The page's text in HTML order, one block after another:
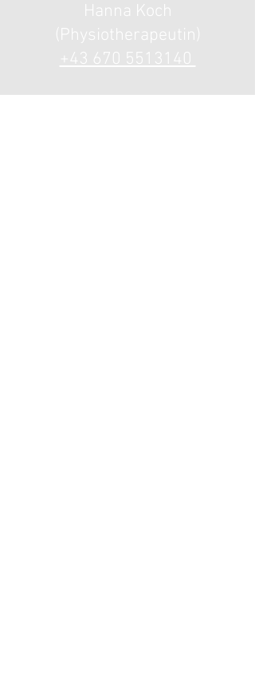
Hanna Koch
(Physiotherapeutin)
+43 670 5513140